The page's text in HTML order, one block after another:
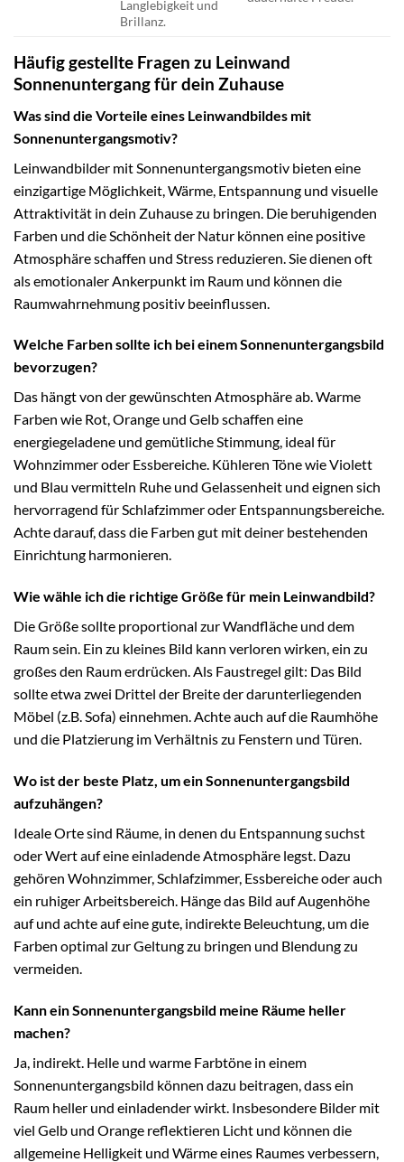
Langlebigkeit und
Brillanz.
Häufig gestellte Fragen zu Leinwand
Sonnenuntergang für dein Zuhause
Was sind die Vorteile eines Leinwandbildes mit
Sonnenuntergangsmotiv?
Leinwandbilder mit Sonnenuntergangsmotiv bieten eine
einzigartige Möglichkeit, Wärme, Entspannung und visuelle
Attraktivität in dein Zuhause zu bringen. Die beruhigenden
Farben und die Schönheit der Natur können eine positive
Atmosphäre schaffen und Stress reduzieren. Sie dienen oft
als emotionaler Ankerpunkt im Raum und können die
Raumwahrnehmung positiv beeinflussen.
Welche Farben sollte ich bei einem Sonnenuntergangsbild
bevorzugen?
Das hängt von der gewünschten Atmosphäre ab. Warme
Farben wie Rot, Orange und Gelb schaffen eine
energiegeladene und gemütliche Stimmung, ideal für
Wohnzimmer oder Essbereiche. Kühleren Töne wie Violett
und Blau vermitteln Ruhe und Gelassenheit und eignen sich
hervorragend für Schlafzimmer oder Entspannungsbereiche.
Achte darauf, dass die Farben gut mit deiner bestehenden
Einrichtung harmonieren.
Wie wähle ich die richtige Größe für mein Leinwandbild?
Die Größe sollte proportional zur Wandfläche und dem
Raum sein. Ein zu kleines Bild kann verloren wirken, ein zu
großes den Raum erdrücken. Als Faustregel gilt: Das Bild
sollte etwa zwei Drittel der Breite der darunterliegenden
Möbel (z.B. Sofa) einnehmen. Achte auch auf die Raumhöhe
und die Platzierung im Verhältnis zu Fenstern und Türen.
Wo ist der beste Platz, um ein Sonnenuntergangsbild
aufzuhängen?
Ideale Orte sind Räume, in denen du Entspannung suchst
oder Wert auf eine einladende Atmosphäre legst. Dazu
gehören Wohnzimmer, Schlafzimmer, Essbereiche oder auch
ein ruhiger Arbeitsbereich. Hänge das Bild auf Augenhöhe
auf und achte auf eine gute, indirekte Beleuchtung, um die
Farben optimal zur Geltung zu bringen und Blendung zu
vermeiden.
Kann ein Sonnenuntergangsbild meine Räume heller
machen?
Ja, indirekt. Helle und warme Farbtöne in einem
Sonnenuntergangsbild können dazu beitragen, dass ein
Raum heller und einladender wirkt. Insbesondere Bilder mit
viel Gelb und Orange reflektieren Licht und können die
allgemeine Helligkeit und Wärme eines Raumes verbessern,